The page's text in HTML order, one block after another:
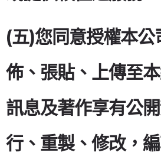
(五)您同意授權本公
佈、張貼、上傳至
訊息及著作享有公
行、重製、修改，